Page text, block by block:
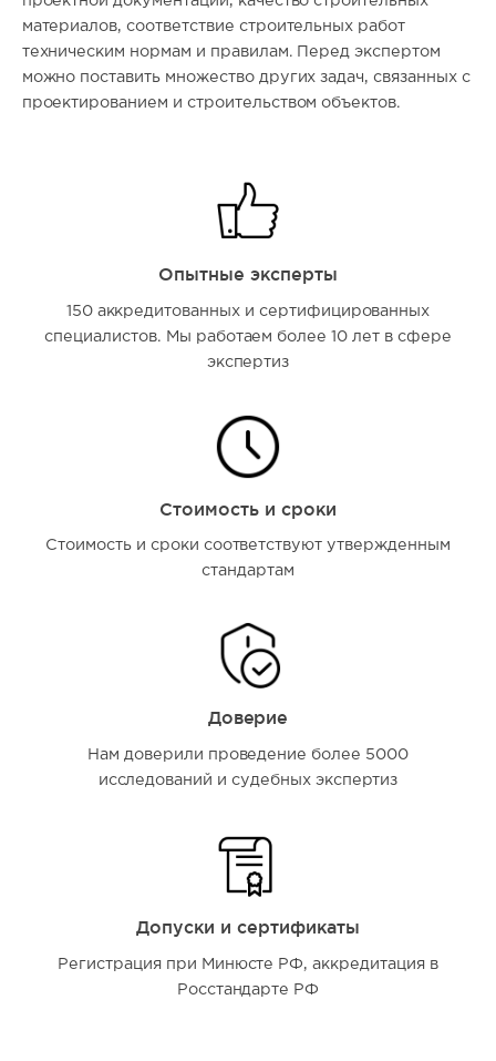
материалов, соответствие строительных работ
техническим нормам и правилам. Перед экспертом
можно поставить множество других задач, связанных с
проектированием и строительством объектов.
Опытные эксперты
150 аккредитованных и сертифицированных
специалистов. Мы работаем более 10 лет в сфере
экспертиз
Стоимость и сроки
Стоимость и сроки соответствуют утвержденным
стандартам
Доверие
Нам доверили проведение более 5000
исследований и судебных экспертиз
Допуски и сертификаты
Регистрация при Минюсте РФ, аккредитация в
Росстандарте РФ